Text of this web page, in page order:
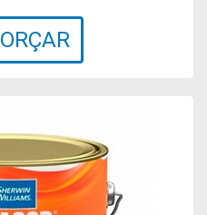
ORÇAR